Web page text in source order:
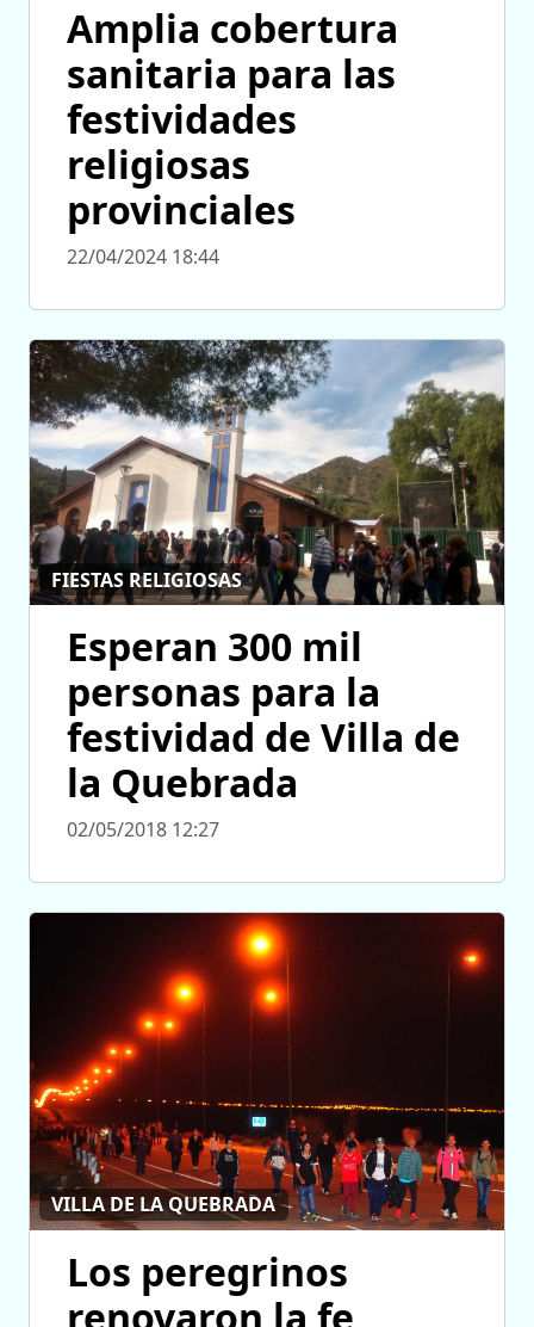
Amplia cobertura
sanitaria para las
festividades
religiosas
provinciales
22/04/2024 18:44
FIESTAS RELIGIOSAS
Esperan 300 mil
personas para la
festividad de Villa de
la Quebrada
02/05/2018 12:27
VILLA DE LA QUEBRADA
Los peregrinos
renovaron la fe